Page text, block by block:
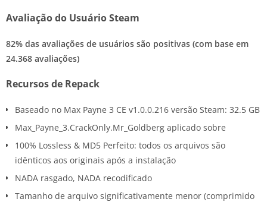
Avaliação do Usuário Steam
82% das avaliações de usuários são positivas (com base em
24.368 avaliações)
Recursos de Repack
Baseado no Max Payne 3 CE v1.0.0.216 versão Steam: 32.5 GB
Max_Payne_3.CrackOnly.Mr_Goldberg aplicado sobre
100% Lossless & MD5 Perfeito: todos os arquivos são
idênticos aos originais após a instalação
NADA rasgado, NADA recodificado
Tamanho de arquivo significativamente menor (comprimido